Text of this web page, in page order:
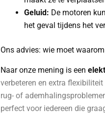
Geluid: De motoren
het geval tijdens het
Ons advies: wie moet
Naar onze mening is een
verbeteren en extra
rug- of
perfect voor iedereen die